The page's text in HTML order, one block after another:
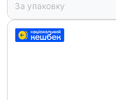
За упаковку